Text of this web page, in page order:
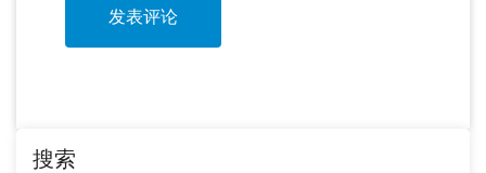
搜索